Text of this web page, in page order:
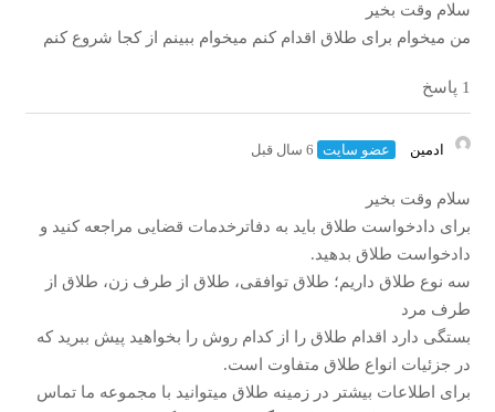
سلام وقت بخیر
من میخوام برای طلاق اقدام کنم میخوام ببینم از کجا شروع کنم
1 پاسخ
ادمین عضو سایت
سلام وقت بخیر
برای دادخواست طلاق باید به دفاترخدمات قضایی مراجعه کنید و
دادخواست طلاق بدهید.
سه نوع طلاق داریم؛ طلاق توافقی، طلاق از طرف زن، طلاق از
طرف مرد
بستگی دارد اقدام طلاق را از کدام روش را بخواهید پیش ببرید که
در جزئیات انواع طلاق متفاوت است.
برای اطلاعات بیشتر در زمینه طلاق میتوانید با مجموعه ما تماس